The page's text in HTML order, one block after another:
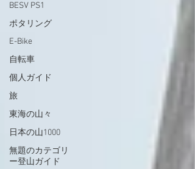
BESV PS1
ポタリング
E-Bike
自転車
個人ガイド
旅
東海の山々
日本の山1000
無題のカテゴリ
ー登山ガイド